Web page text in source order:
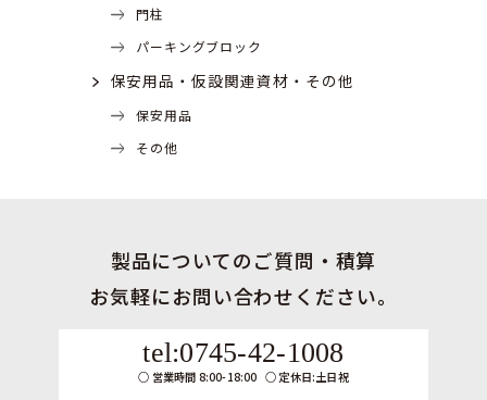
門柱
パーキングブロック
保安用品・仮設関連資材・その他
保安用品
その他
製品についてのご質問・積算
お気軽にお問い合わせください。
tel:0745-42-1008
営業時間 8:00-18:00 定休日:土日祝